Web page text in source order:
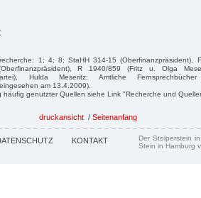
1; 4; 8; StaHH 314-15 (Oberfinanzpräsident),
R 1940/859 (Fritz u. Olga
Hulda Meseritz; Amtliche
am 13.4.2009).
häufig genutzter Quellen siehe Link "Recherche und
druckansicht / Seitenanfang
KONTAKT
Der Stolperstein
Stein in Hamburg